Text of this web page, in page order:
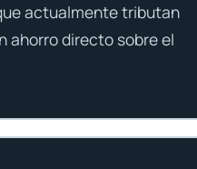
actualmente tributan
ahorro directo sobre el